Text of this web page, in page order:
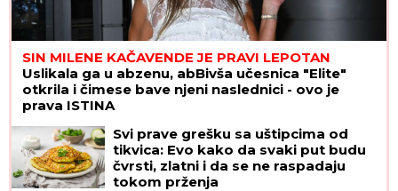
SIN MILENE KAČAVENDE JE PRAVI LEPOTAN
Uslikala ga u abzenu, abBivša učesnica "Elite"
otkrila i čimese bave njeni naslednici - ovo je
prava ISTINA
Svi prave grešku sa uštipcima od
tikvica: Evo kako da svaki put budu
čvrsti, zlatni i da se ne raspadaju
tokom prženja